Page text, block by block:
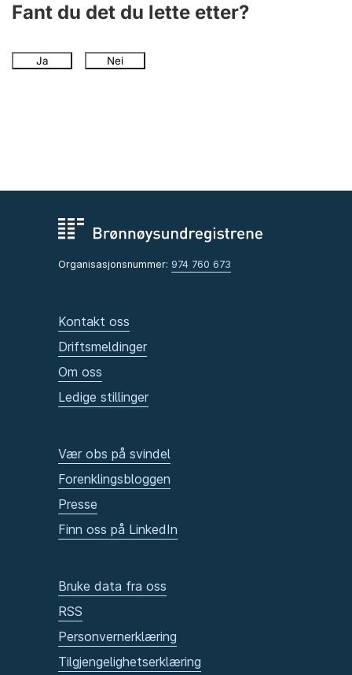
Fant du det du lette etter?
Ja Nei
Organisasjonsnummer: 974 760 673
Kontakt oss
Driftsmeldinger
Om oss
Ledige stillinger
Vær obs på svindel
Forenklingsbloggen
Presse
Finn oss på LinkedIn
Bruke data fra oss
RSS
Personvernerklæring
Tilgjengelighetserklæring